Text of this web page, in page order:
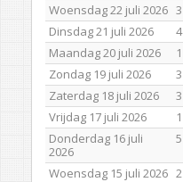
Woensdag 22 juli 2026 3
Dinsdag 21 juli 2026
4
Maandag 20 juli 2026
1
Zondag 19 juli 2026
3
Zaterdag 18 juli 2026
3
Vrijdag 17 juli 2026
1
Donderdag 16 juli
2026
5
Woensdag 15 juli 2026 2